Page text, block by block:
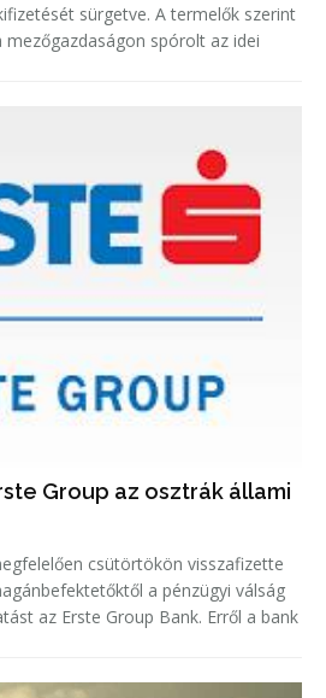
A termelők szerint
spórolt az idei
Group az osztrák állami
csütörtökön visszafizette
a pénzügyi válság
az Erste Group Bank. Erről a bank